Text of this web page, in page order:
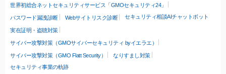
世界初総合ネットセキュリティサービス「GMOセキュリティ24」
パスワード漏洩診断 Webサイトリスク診断 セキュリティ相談AIチャットボット
実在証明・盗聴対策
サイバー攻撃対策（GMOサイバーセキュリティ byイエラエ）
サイバー攻撃対策（GMO Flatt Security）
なりすまし対策
セキュリティ事業の軌跡